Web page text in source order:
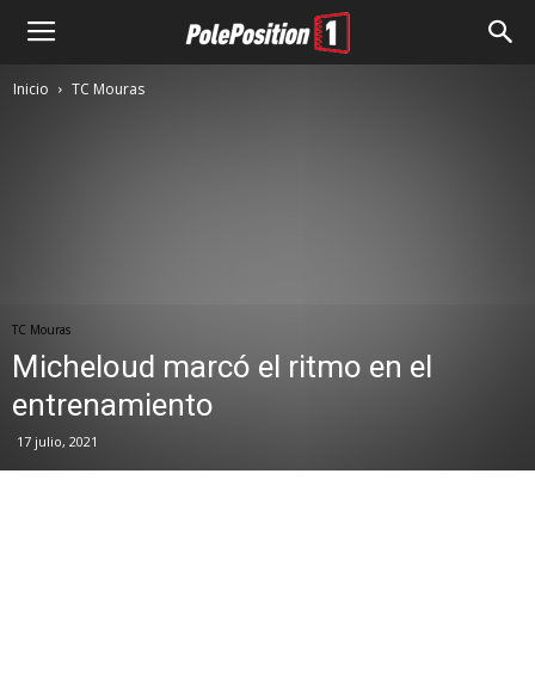
Inicio TC Mouras
TC Mouras
Micheloud marcó el ritmo en el
entrenamiento
17 julio, 2021